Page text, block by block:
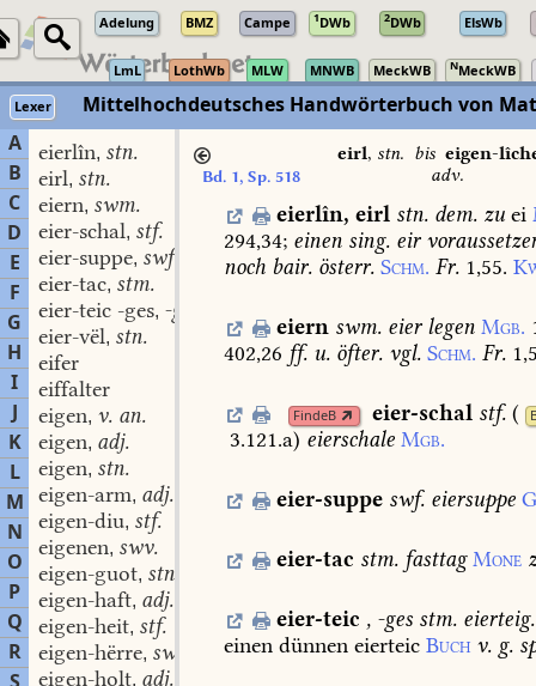
Adelung BMZ Campe 1DWb 2DWb ElsWb
LmL LothWb MLW MNWB MeckWB NMeckWB
Lexer
Mittelhochdeutsches Handwörterbuch von
A
B
C
D
E
F
G
H
I
J
K
L
M
N
O
P
Q
R
eierlîn, stn.
eirl, stn.
eiern, swm.
eier-schal, stf.
eier-suppe, swf.
eier-tac, stm.
eier-teic -ges, -ges stm.
eier-vël, stn.
eifer
eiffalter
eigen, v. an.
eigen, adj.
eigen, stn.
eigen-arm, adj.
eigen-diu, stf.
eigenen, swv.
eigen-guot, stn.
eigen-haft, adj.
eigen-heit, stf.
eigen-hërre, swm.
eigen-holt, adj.
Bd. 1, Sp. 518
eirl, stn. bis eigen-
adv.
eierlîn, eirl stn. dem.zuei
294,34; einen sing. eir
noch bair. österr. Schm. Fr. 1,55.
eiern swm. eierlegen Mgb.
402,26 ff. u. öfter. vgl. Schm. Fr.
FindeB eier-schal stf. (
3.121.a) eierschale Mgb.
eier-suppe swf. eiersuppe
eier-tac stm. fasttag Mone
eier-teic , -ges stm. eierteig.
einen dünnen eierteic Buch v. g.